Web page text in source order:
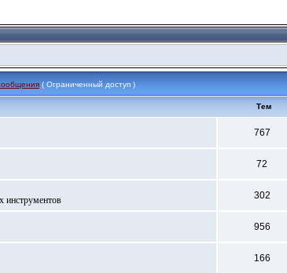
( Ограниченный доступ )
Тем
767
72
инструментов
302
956
166